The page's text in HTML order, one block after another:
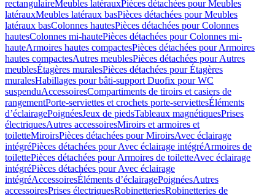
rectangulaireMeubles latérauxPièces détachées pour Meubles
latérauxMeubles latéraux basPièces détachées pour Meubles
latéraux basColonnes hautesPièces détachées pour Colonnes
hautesColonnes mi-hautePièces détachées pour Colonnes mi-
hauteArmoires hautes compactesPièces détachées pour Armoires
hautes compactesAutres meublesPièces détachées pour Autres
meublesÉtagères muralesPièces détachées pour Étagères
muralesHabillages pour bâti-support Duofix pour WC
suspenduAccessoiresCompartiments de tiroirs et casiers de
rangementPorte-serviettes et crochets porte-serviettesÉléments
d’éclairagePoignéesJeux de piedsTableaux magnétiquesPrises
électriquesAutres accessoiresMiroirs et armoires et
toiletteMiroirsPièces détachées pour MiroirsAvec éclairage
intégréPièces détachées pour Avec éclairage intégréArmoires de
toilettePièces détachées pour Armoires de toiletteAvec éclairage
intégréPièces détachées pour Avec éclairage
intégréAccessoiresÉléments d’éclairagePoignéesAutres
accessoiresPrises électriquesRobinetteriesRobinetteries de